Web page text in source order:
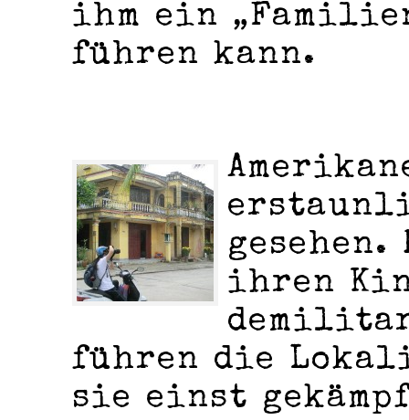
ihm ein
führen kann.
ihren
führen die
sie einst